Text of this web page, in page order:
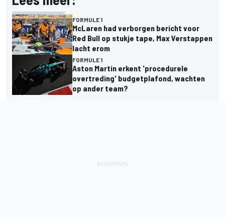
FORMULE 1
McLaren had verborgen bericht voor
Red Bull op stukje tape, Max Verstappen
lacht erom
FORMULE 1
Aston Martin erkent 'procedurele
overtreding' budgetplafond, wachten
op ander team?